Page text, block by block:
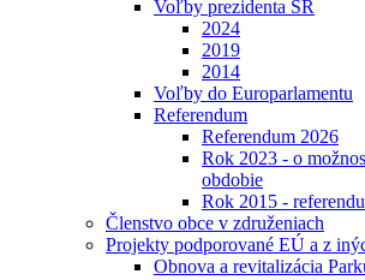
Voľby prezidenta SR
2024
2019
2014
Voľby do Europarlamentu
Referendum
Referendum 2026
Rok 2023 - o
obdobie
Rok 2015 -
Členstvo obce v združeniach
Projekty podporované EÚ a z
Obnova a revitalizácia